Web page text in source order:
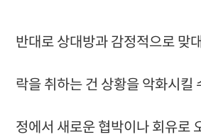
반대로 상대방과 감정적으로 맞
락을 취하는 건 상황을 악화시킬
정에서 새로운 협박이나 회유로